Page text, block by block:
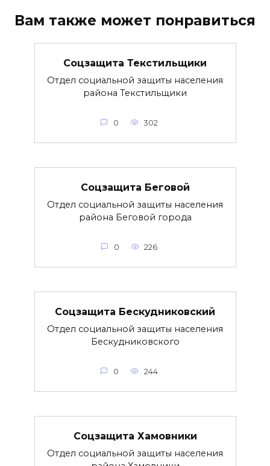
Вам также может понравиться
Соцзащита Текстильщики
Отдел социальной защиты населения
района Текстильщики
0 302
Соцзащита Беговой
Отдел социальной защиты населения
района Беговой города
0 226
Соцзащита Бескудниковский
Отдел социальной защиты населения
Бескудниковского
0 244
Соцзащита Хамовники
Отдел социальной защиты населения